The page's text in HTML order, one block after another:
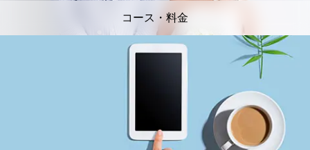
コース・料金